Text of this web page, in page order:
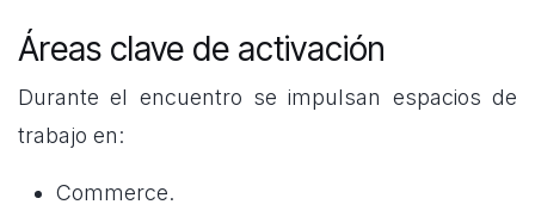
Áreas clave de activación
Durante el encuentro se impulsan espacios de
trabajo en:
Commerce.